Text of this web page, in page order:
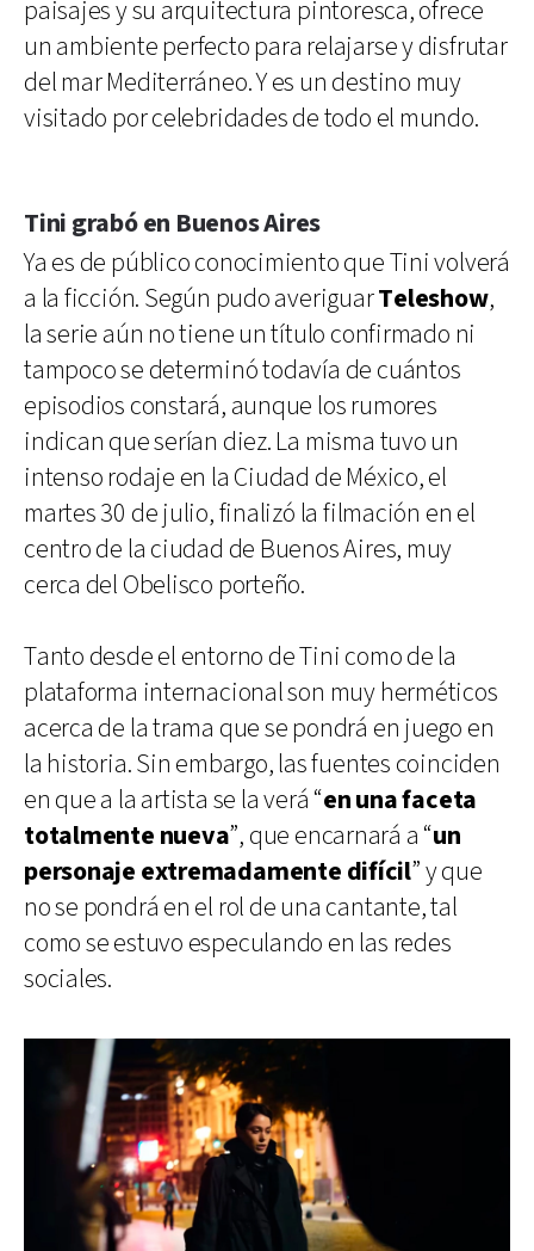
paisajes y su arquitectura pintoresca, ofrece
un ambiente perfecto para relajarse y disfrutar
del mar Mediterráneo. Y es un destino muy
visitado por celebridades de todo el mundo.
Tini grabó en Buenos Aires
Ya es de público conocimiento que Tini volverá
a la ficción. Según pudo averiguarTeleshow,
la serie aún no tiene un título confirmado ni
tampoco se determinó todavía de cuántos
episodios constará, aunque los rumores
indican que serían diez. La misma tuvo un
intenso rodaje en la Ciudad de México, el
martes 30 de julio, finalizó la filmación en el
centro de la ciudad de Buenos Aires, muy
cerca del Obelisco porteño.
Tanto desde el entorno de Tini como de la
plataforma internacional son muy herméticos
acerca de la trama que se pondrá en juego en
la historia. Sin embargo, las fuentes coinciden
en que a la artista se la verá “en una faceta
totalmente nueva”, que encarnará a “un
personaje extremadamente difícil” y que
no se pondrá en el rol de una cantante, tal
como se estuvo especulando en las redes
sociales.